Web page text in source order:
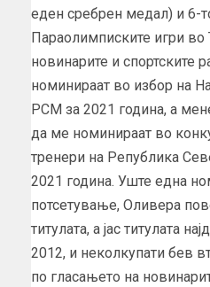
еден сребрен медал) и 6-
Параолимписките игри во
новинарите и спортските
номинираат во избор на
РСМ за 2021 година, а
да ме номинираат во
тренери на Република
2021 година. Уште една
потсетување, Оливера
титулата, а јас титулата
2012, и неколкупати бев
по гласањето на